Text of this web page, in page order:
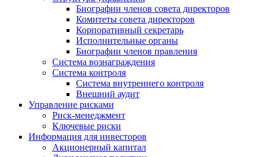
Биографии членов совета директоров
Комитеты совета директоров
Корпоративный секретарь
Исполнительные органы
Биографии членов правления
Система вознаграждения
Система контроля
Система внутреннего контроля
Внешний аудит
Управление рисками
Риск-менеджмент
Ключевые риски
Информация для инвесторов
Акционерный капитал